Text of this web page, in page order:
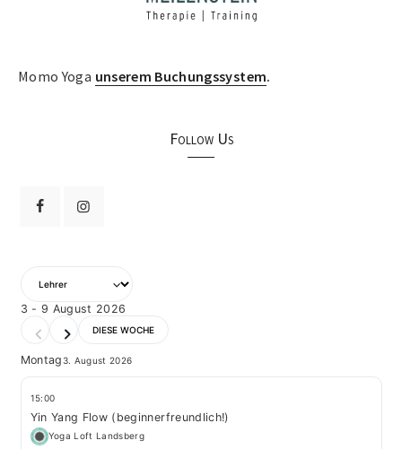
Momo Yoga unserem Buchungssystem.
Follow Us
3 - 9 August 2026
DIESE WOCHE
Montag3. August 2026
15:00
Yin Yang Flow (beginnerfreundlich!)
Yoga Loft Landsberg